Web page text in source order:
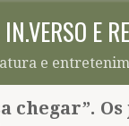
para o conteúdo
E
e
chegar”.